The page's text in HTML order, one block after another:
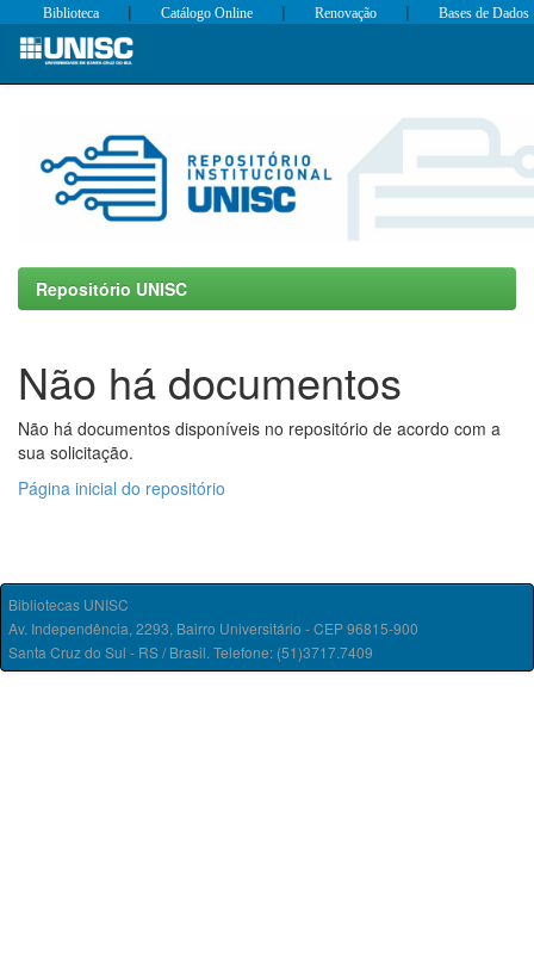
Skip
Biblioteca | Catálogo Online | Renovação | Bases de Dados
Repositório UNISC
Não há documentos
Não há documentos disponíveis no repositório de acordo com a
sua solicitação.
Página inicial do repositório
Bibliotecas UNISC
Av. Independência, 2293, Bairro Universitário - CEP 96815-900
Santa Cruz do Sul - RS / Brasil. Telefone: (51)3717.7409